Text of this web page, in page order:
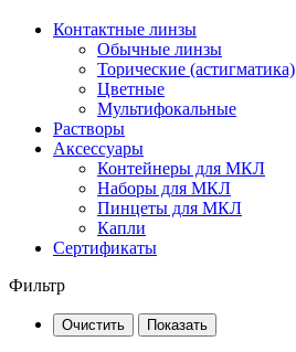
Контактные линзы
Обычные линзы
Торические (астигматика)
Цветные
Мультифокальные
Растворы
Аксессуары
Контейнеры для МКЛ
Наборы для МКЛ
Пинцеты для МКЛ
Капли
Сертификаты
Фильтр